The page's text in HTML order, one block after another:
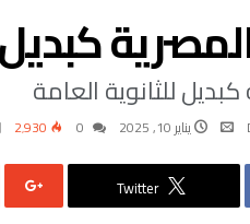
كبديل للثانوية العامة
يناير 10, 2025 2٬930
Twitter